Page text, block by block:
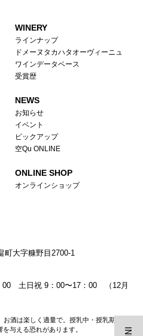
WINERY
ラインナップ
ドメーヌタカハタオーヴィーニュ
ワインデータベース
受賞歴
NEWS
お知らせ
イベント
ピックアップ
空Qu ONLINE
ONLINE SHOP
オンラインショップ
町大字糠野目2700-1
00 土日祝 9：00〜17：00 （12月
お酒は楽しく適量で。授乳中・授乳期の飲
与える恐れがあります。